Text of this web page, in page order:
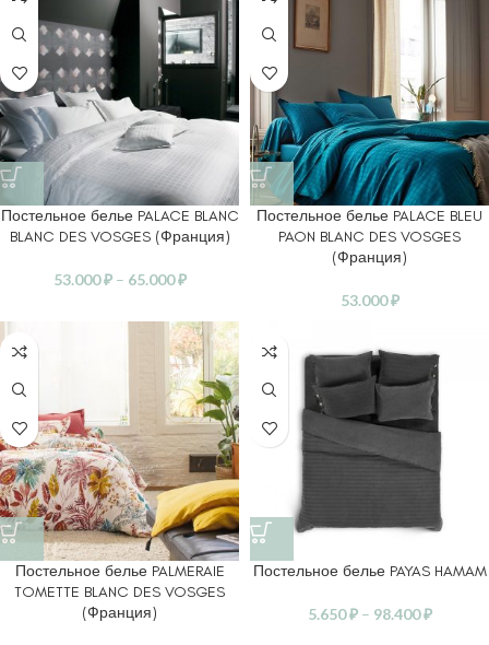
Постельное белье PALACE BLANC
BLANC DES VOSGES (Франция)
53.000₽ – 65.000₽
Постельное белье PALACE BLEU
PAON BLANC DES VOSGES
(Франция)
53.000₽
Постельное белье PALMERAIE
TOMETTE BLANC DES VOSGES
(Франция)
Постельное белье PAYAS HAMAM
5.650₽ – 98.400₽